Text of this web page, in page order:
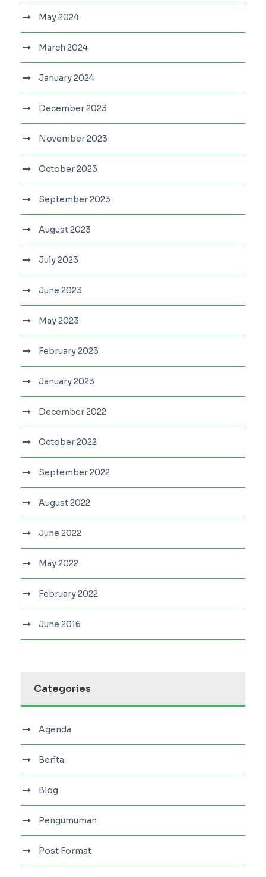
May 2024
March 2024
January 2024
December 2023
November 2023
October 2023
September 2023
August 2023
July 2023
June 2023
May 2023
February 2023
January 2023
December 2022
October 2022
September 2022
August 2022
June 2022
May 2022
February 2022
June 2016
Categories
Agenda
Berita
Blog
Pengumuman
Post Format